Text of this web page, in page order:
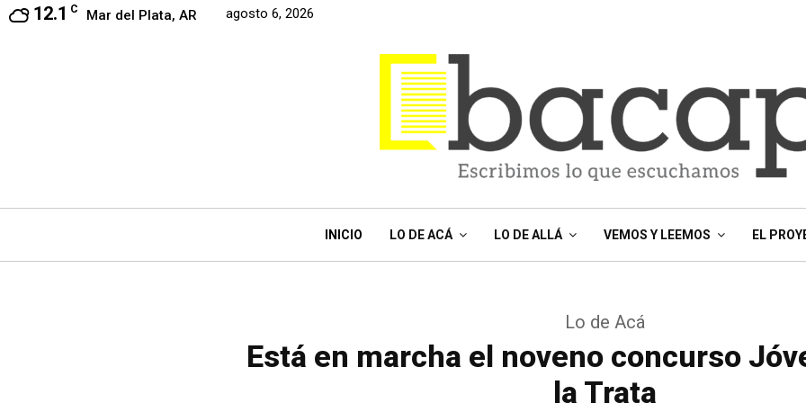
12.1 C Mar del Plata, AR agosto 6, 2026
INICIO LO DE ACÁ LO DE ALLÁ VEMOS Y LEEMOS EL
Lo de Acá
Está en marcha el noveno concurso
la Trata